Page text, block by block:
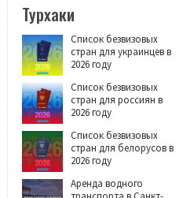
Турхаки
Список безвизовых
стран для украинцев в
2026 году
Список безвизовых
стран для россиян в
2026 году
Список безвизовых
стран для белорусов в
2026 году
Аренда водного